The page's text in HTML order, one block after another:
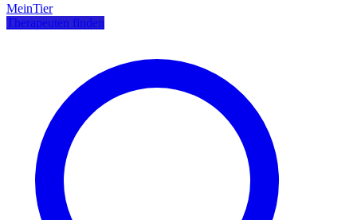
MeinTier
Therapeuten finden